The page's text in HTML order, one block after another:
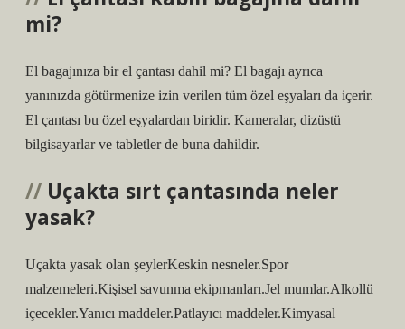
mi?
El bagajınıza bir el çantası dahil mi? El bagajı ayrıca
yanınızda götürmenize izin verilen tüm özel eşyaları da içerir.
El çantası bu özel eşyalardan biridir. Kameralar, dizüstü
bilgisayarlar ve tabletler de buna dahildir.
Uçakta sırt çantasında neler
yasak?
Uçakta yasak olan şeylerKeskin nesneler.Spor
malzemeleri.Kişisel savunma ekipmanları.Jel mumlar.Alkollü
içecekler.Yanıcı maddeler.Patlayıcı maddeler.Kimyasal